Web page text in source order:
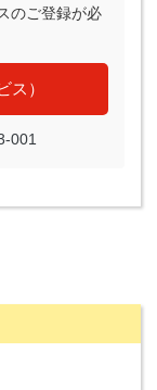
のご登録が必
ス）
001